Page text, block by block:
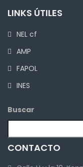
LINKS ÚTILES
NEL cf
AMP
FAPOL
INES
Buscar
CONTACTO